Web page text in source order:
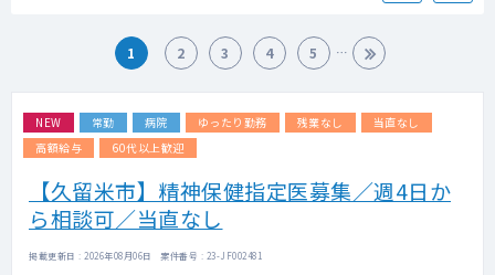
1 2 3 4 5
NEW 常勤 病院 ゆったり勤務 残業なし
当直なし
高額給与
60代以上歓迎
【久留米市】精神保健指定医募集／週4日か
ら相談可／当直なし
掲載更新日 : 2026年08月06日 案件番号 : 23-JF002481